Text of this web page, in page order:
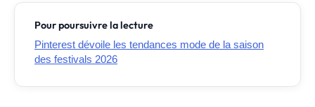
Pour poursuivre la lecture
Pinterest dévoile les tendances mode de la saison
des festivals 2026